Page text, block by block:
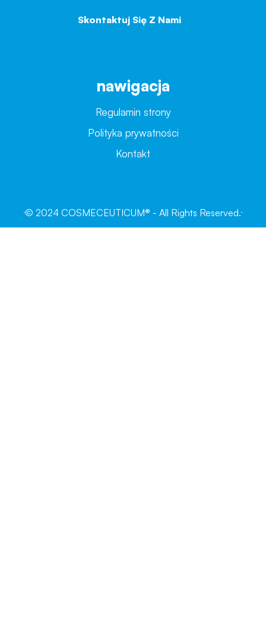
Skontaktuj Się Z Nami
nawigacja
Regulamin strony
Polityka prywatności
Kontakt
© 2024 COSMECEUTICUM® - All Rights Reserved.